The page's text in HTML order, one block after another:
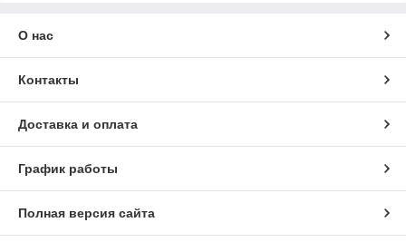
О нас
Контакты
Доставка и оплата
График работы
Полная версия сайта